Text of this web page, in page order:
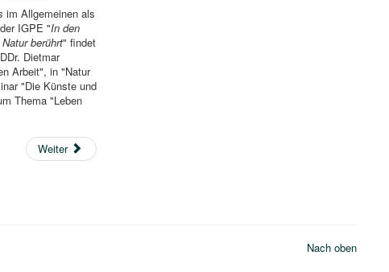
im Allgemeinen als
IGPE "In den
berührt" findet
Dietmar
Arbeit", in "Natur
"Die Künste und
Thema "Leben
Weiter
Nach oben